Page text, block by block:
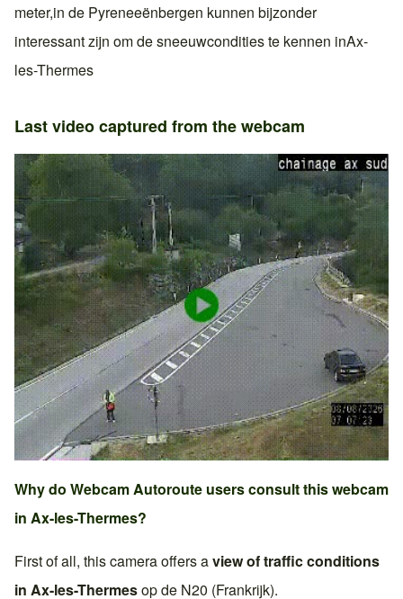
meter,in de Pyreneeënbergen kunnen bijzonder
interessant zijn om de sneeuwcondities te kennen inAx-
les-Thermes
Last video captured from the webcam
Why do Webcam Autoroute users consult this webcam
in Ax-les-Thermes?
First of all, this camera offers aview of traffic conditions
in Ax-les-Thermesop de N20 (Frankrijk).